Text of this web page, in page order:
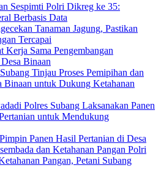
Sespimti Polri Dikreg ke 35:
Berbasis Data
Tanaman Jagung, Pastikan
Tercapai
Kerja Sama Pengembangan
Binaan
Tinjau Proses Pemipihan dan
Binaan untuk Dukung Ketahanan
Polres Subang Laksanakan Panen
untuk Mendukung
Panen Hasil Pertanian di Desa
dan Ketahanan Pangan Polri
Pangan, Petani Subang